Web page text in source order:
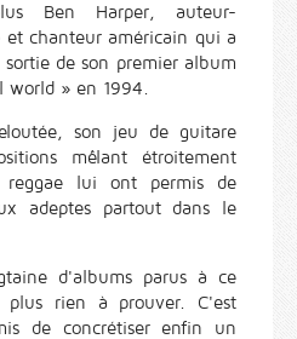
Ben Harper, auteur-
et chanteur américain qui a
de son premier album
world » en 1994.
son jeu de guitare
mêlant étroitement
lui ont permis de
adeptes partout dans le
d'albums parus à ce
rien à prouver. C'est
de concrétiser enfin un